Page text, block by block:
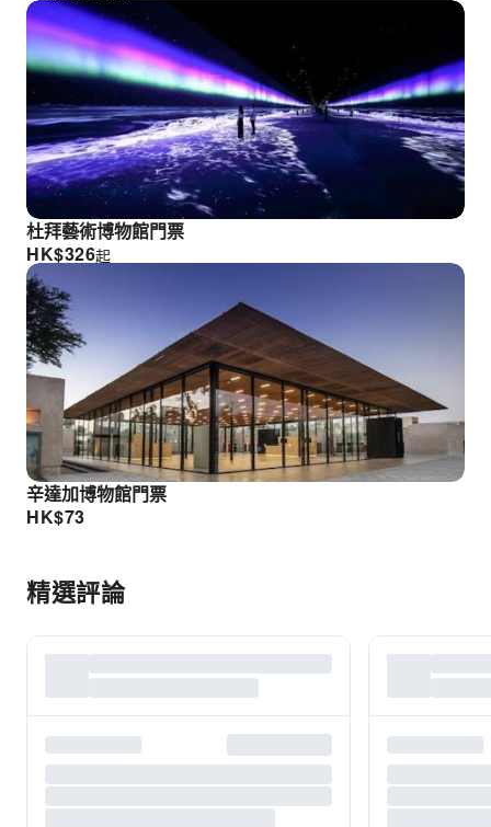
杜拜藝術博物館門票
HK$326起
辛達加博物館門票
HK$73
精選評論